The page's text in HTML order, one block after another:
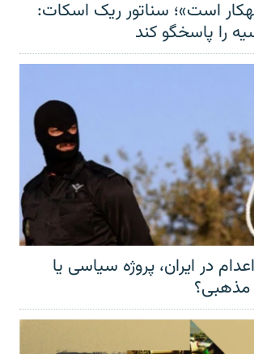
است»؛ سناتور ریک اسکات:
را پاسخگو کند
در ایران، پروژه سیاسی یا
مذهبی؟